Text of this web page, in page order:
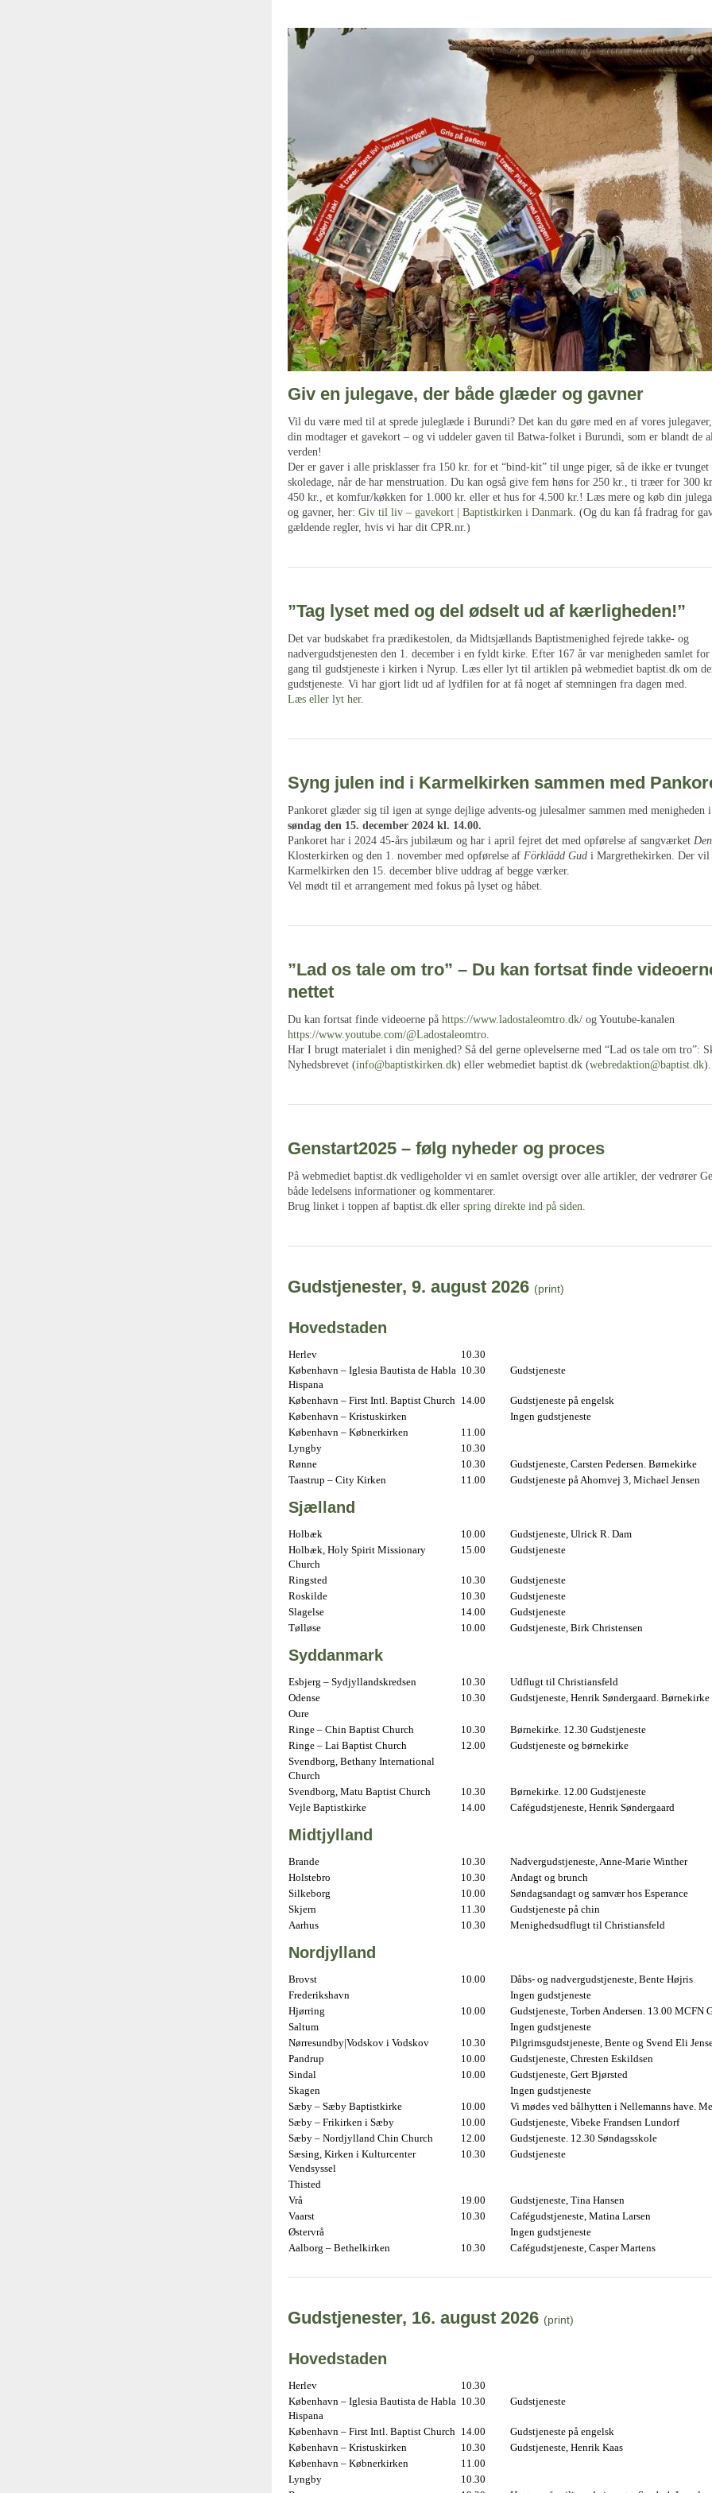
Giv en julegave, der både glæder og gavner
Vil du være med til at sprede juleglæde i Burundi? Det kan du gøre med en af vores
din modtager et gavekort – og vi uddeler gaven til Batwa-folket i Burundi, som er blandt de
verden!
Der er gaver i alle prisklasser fra 150 kr. for et “bind-kit” til unge piger, så de ikke er
skoledage, når de har menstruation. Du kan også give fem høns for 250 kr., ti træer for 300
450 kr., et komfur/køkken for 1.000 kr. eller et hus for 4.500 kr.! Læs mere og køb din
og gavner, her: Giv til liv – gavekort | Baptistkirken i Danmark. (Og du kan få fradrag for
gældende regler, hvis vi har dit CPR.nr.)
”Tag lyset med og del ødselt ud af kærligheden!”
Det var budskabet fra prædikestolen, da Midtsjællands Baptistmenighed fejrede takke- og
nadvergudstjenesten den 1. december i en fyldt kirke. Efter 167 år var menigheden samlet for
gang til gudstjeneste i kirken i Nyrup. Læs eller lyt til artiklen på webmediet baptist.dk om
gudstjeneste. Vi har gjort lidt ud af lydfilen for at få noget af stemningen fra dagen med.
Læs eller lyt her.
Syng julen ind i Karmelkirken sammen med
Pankoret glæder sig til igen at synge dejlige advents-og julesalmer sammen med
søndag den 15. december 2024 kl. 14.00.
Pankoret har i 2024 45-års jubilæum og har i april fejret det med opførelse af sangværket
Klosterkirken og den 1. november med opførelse af Förklädd Gud i Margrethekirken. Der
Karmelkirken den 15. december blive uddrag af begge værker.
Vel mødt til et arrangement med fokus på lyset og håbet.
”Lad os tale om tro” – Du kan fortsat finde
nettet
Du kan fortsat finde videoerne på https://www.ladostaleomtro.dk/ og Youtube-kanalen
https://www.youtube.com/@Ladostaleomtro.
Har I brugt materialet i din menighed? Så del gerne oplevelserne med “Lad os tale om tro”:
Nyhedsbrevet (info@baptistkirken.dk) eller webmediet baptist.dk (webredaktion@baptist.dk).
Genstart2025 – følg nyheder og proces
På webmediet baptist.dk vedligeholder vi en samlet oversigt over alle artikler, der vedrører
både ledelsens informationer og kommentarer.
Brug linket i toppen af baptist.dk eller spring direkte ind på siden.
Gudstjenester, 9. august 2026 (print)
Hovedstaden
Herlev
10.30
København – Iglesia Bautista de Habla
Hispana
10.30 Gudstjeneste
København – First Intl. Baptist Church 14.00
Gudstjeneste på engelsk
København – Kristuskirken
Ingen gudstjeneste
København – Købnerkirken
11.00
Lyngby
10.30
Rønne
10.30
Gudstjeneste, Carsten Pedersen. Børnekirke
Taastrup – City Kirken
11.00 Gudstjeneste på Ahornvej 3, Michael Jensen
Sjælland
Holbæk 10.00
Gudstjeneste, Ulrick R. Dam
Holbæk, Holy Spirit Missionary
Church
15.00 Gudstjeneste
Ringsted 10.30
Gudstjeneste
Roskilde
10.30
Gudstjeneste
Slagelse
14.00
Gudstjeneste
Tølløse
10.00 Gudstjeneste, Birk Christensen
Syddanmark
Esbjerg – Sydjyllandskredsen 10.30
Udflugt til Christiansfeld
Odense
10.30
Gudstjeneste, Henrik Søndergaard. Børnekirke
Oure
Ringe – Chin Baptist Church
10.30
Børnekirke. 12.30 Gudstjeneste
Ringe – Lai Baptist Church
12.00
Gudstjeneste og børnekirke
Svendborg, Bethany International
Church
Svendborg, Matu Baptist Church
10.30
Børnekirke. 12.00 Gudstjeneste
Vejle Baptistkirke
14.00 Cafégudstjeneste, Henrik Søndergaard
Midtjylland
Brande 10.30
Nadvergudstjeneste, Anne-Marie Winther
Holstebro
10.30
Andagt og brunch
Silkeborg
10.00
Søndagsandagt og samvær hos Esperance
Skjern
11.30
Gudstjeneste på chin
Aarhus
10.30 Menighedsudflugt til Christiansfeld
Nordjylland
Brovst 10.00
Dåbs- og nadvergudstjeneste, Bente Højris
Frederikshavn
Ingen gudstjeneste
Hjørring
10.00
Gudstjeneste, Torben Andersen. 13.00 MCFN
Saltum
Ingen gudstjeneste
Nørresundby|Vodskov i Vodskov
10.30
Pilgrimsgudstjeneste, Bente og Svend Eli
Pandrup
10.00
Gudstjeneste, Chresten Eskildsen
Sindal
10.00
Gudstjeneste, Gert Bjørsted
Skagen
Ingen gudstjeneste
Sæby – Sæby Baptistkirke
10.00
Vi mødes ved bålhytten i Nellemanns have.
Sæby – Frikirken i Sæby
10.00
Gudstjeneste, Vibeke Frandsen Lundorf
Sæby – Nordjylland Chin Church
12.00
Gudstjeneste. 12.30 Søndagsskole
Sæsing, Kirken i Kulturcenter
Vendsyssel
10.30 Gudstjeneste
Thisted
Vrå
19.00
Gudstjeneste, Tina Hansen
Vaarst
10.30
Cafégudstjeneste, Matina Larsen
Østervrå
Ingen gudstjeneste
Aalborg – Bethelkirken
10.30 Cafégudstjeneste, Casper Martens
Gudstjenester, 16. august 2026 (print)
Hovedstaden
Herlev
10.30
København – Iglesia Bautista de Habla
Hispana
10.30 Gudstjeneste
København – First Intl. Baptist Church 14.00
Gudstjeneste på engelsk
København – Kristuskirken
10.30
Gudstjeneste, Henrik Kaas
København – Købnerkirken
11.00
Lyngby
10.30